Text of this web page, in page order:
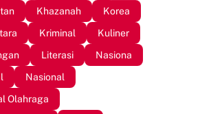
Khazanah
Korea
Kriminal
Kuliner
Literasi
Nasiona
Nasional
Olahraga